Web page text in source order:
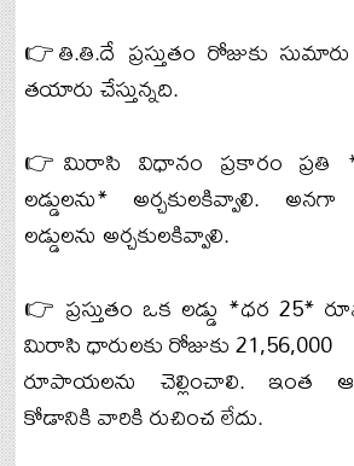
👉తి.తి.దే ప్రస్తుతం రోజుకు సుమారు
తయారు చేస్తున్నది.
👉మిరాసి విధానం ప్రకారం ప్రతి
లడ్డులను* అర్చకులకివ్వాలి.
లడ్డులను అర్చకులకివ్వాలి.
👉 ప్రస్తుతం ఒక లడ్డు *ధర 25*
మిరాసి ధారులకు రోజుకు 21,56,000
రూపాయలను చెల్లించాలి. ఇంత
కోడానికి వారికి రుచించ లేదు.